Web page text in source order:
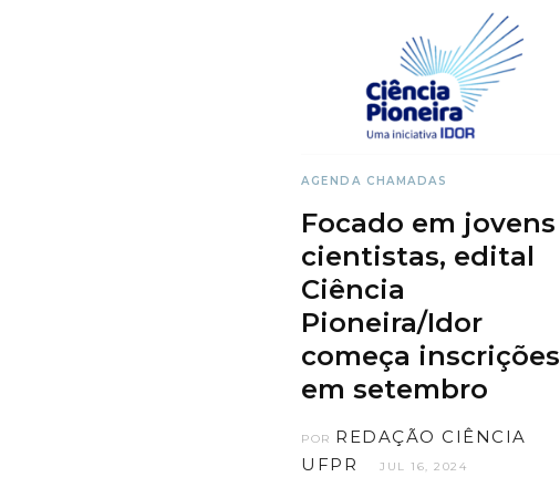
AGENDA CHAMADAS
Focado em jovens
cientistas, edital
Ciência
Pioneira/Idor
começa inscrições
em setembro
POR REDAÇÃO CIÊNCIA
UFPR
JUL 16, 2024